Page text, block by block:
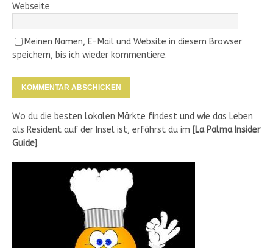
Webseite
Meinen Namen, E-Mail und Website in diesem Browser
speichern, bis ich wieder kommentiere.
Wo du die besten lokalen Märkte findest und wie das Leben
als Resident auf der Insel ist, erfährst du im [La Palma Insider
Guide].